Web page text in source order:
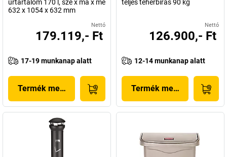
űrtartalom 170 l, szé x ma x mé
632 x 1054 x 632 mm
Nettó
179.119,- Ft
17-19 munkanap alatt
Termék megjelenítése
teljes teherbírás 90 kg
Nettó
126.900,- Ft
12-14 munkanap alatt
Termék megjelenítése